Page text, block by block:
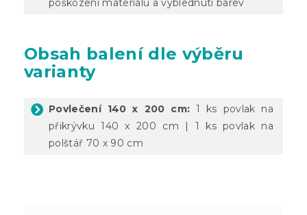
poškození materiálu a vyblednutí barev
Obsah balení dle výběru
varianty
Povlečení 140 x 200 cm: 1 ks povlak na
přikrývku 140 x 200 cm | 1 ks povlak na
polštář 70 x 90 cm